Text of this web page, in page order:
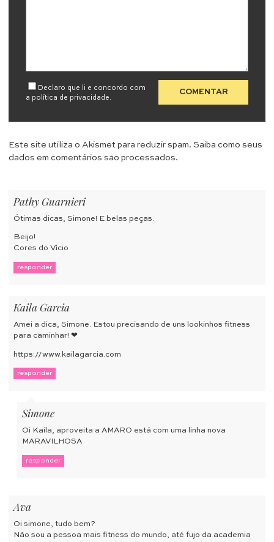
Declaro que li e concordo com
a política de privacidade.
Este site utiliza o Akismet para reduzir spam. Saiba como seus
dados em comentários são processados.
Pathy Guarnieri
Ótimas dicas, Simone! E belas peças.
Beijo!
Cores do Vício
responder
Kaila Garcia
Amei a dica, Simone. Estou precisando de uns lookinhos fitness
para caminhar! ❤
https://www.kailagarcia.com
responder
Simone
Oi Kaila, aproveita a AMARO está com uma linha nova
MARAVILHOSA
responder
Ava
Oi simone, tudo bem?
Não sou a pessoa mais fitness do mundo, até fujo da academia